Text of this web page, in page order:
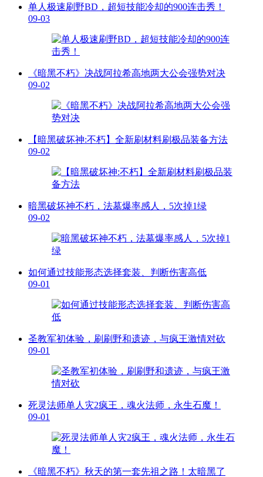
单人极速刷野BD，超短技能冷却的900连击秀！
09-03
《暗黑不朽》决战阿拉希高地两大公会强势对决
09-02
【暗黑破坏神:不朽】全新刷材料刷极品装备方法
09-02
暗黑破坏神不朽，法墓爆率感人，5次掉1绿
09-02
如何通过技能形态选择套装、判断伤害高低
09-01
圣教军初体验，刷刷野和遗迹，与疯王激情对砍
09-01
死灵法师单人灾2疯王，魂火法师，永生石魔！
09-01
《暗黑不朽》秋天的第一套先祖之路！太暗黑了